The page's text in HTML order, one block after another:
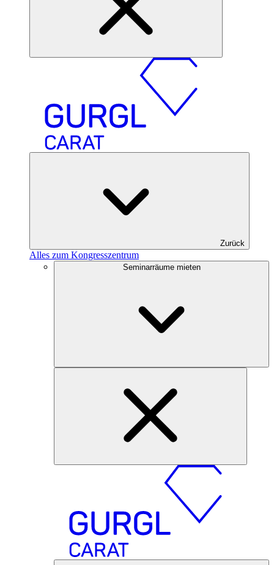
Zurück
Alles zum Kongresszentrum
Seminarräume mieten